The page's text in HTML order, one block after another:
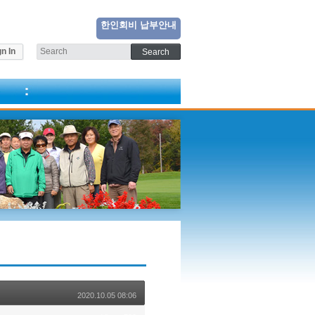
한인회비 납부안내
In
2020.10.05 08:06